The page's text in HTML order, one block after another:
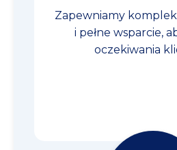
Zapewniamy
i pełne wsparcie,
oczekiwania